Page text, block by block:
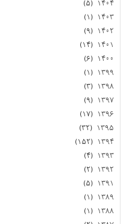
۱۴۰۴ (۵)
۱۴۰۳ (۱)
۱۴۰۲ (۹)
۱۴۰۱ (۱۴)
۱۴۰۰ (۶)
۱۳۹۹ (۱)
۱۳۹۸ (۳)
۱۳۹۷ (۹)
۱۳۹۶ (۱۷)
۱۳۹۵ (۳۲)
۱۳۹۴ (۱۵۲)
۱۳۹۳ (۴)
۱۳۹۲ (۲)
۱۳۹۱ (۵)
۱۳۸۹ (۱)
۱۳۸۸ (۱)